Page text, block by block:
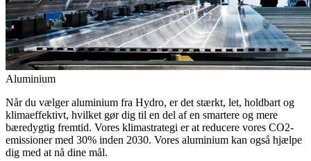
Aluminium
Når du vælger aluminium fra Hydro, er det stærkt, let, holdbart og
klimaeffektivt, hvilket gør dig til en del af en smartere og mere
bæredygtig fremtid. Vores klimastrategi er at reducere vores CO2-
emissioner med 30% inden 2030. Vores aluminium kan også hjælpe
dig med at nå dine mål.